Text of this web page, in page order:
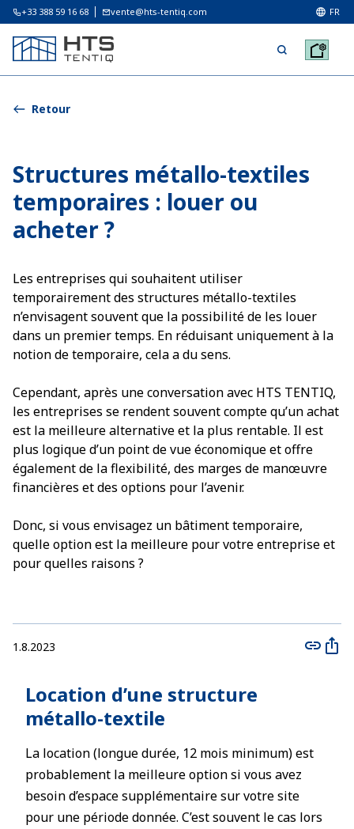
+33 388 59 16 68 vente@hts-tentiq.com FR
Retour
Structures métallo-textiles
temporaires : louer ou
acheter ?
Les entreprises qui souhaitent utiliser
temporairement des structures métallo-textiles
n’envisagent souvent que la possibilité de les louer
dans un premier temps. En réduisant uniquement à la
notion de temporaire, cela a du sens.
Cependant, après une conversation avec HTS TENTIQ,
les entreprises se rendent souvent compte qu’un achat
est la meilleure alternative et la plus rentable. Il est
plus logique d’un point de vue économique et offre
également de la flexibilité, des marges de manœuvre
financières et des options pour l’avenir.
Donc, si vous envisagez un bâtiment temporaire,
quelle option est la meilleure pour votre entreprise et
pour quelles raisons ?
1.8.2023
Location d’une structure
métallo-textile
La location (longue durée, 12 mois minimum) est
probablement la meilleure option si vous avez
besoin d’espace supplémentaire sur votre site
pour une période donnée. C’est souvent le cas lors